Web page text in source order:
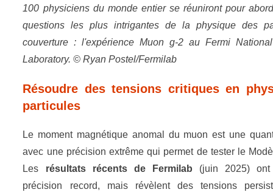
100 physiciens du monde entier se réuniront pour
questions les plus intrigantes de la physique des
couverture : l'expérience Muon g-2 au Fermi
Laboratory. © Ryan Postel/Fermilab
Résoudre des tensions critiques en
particules
Le moment magnétique anomal du muon est une
avec une précision extrême qui permet de tester le
Les résultats récents de Fermilab (juin 2025)
précision record, mais révèlent des tensions